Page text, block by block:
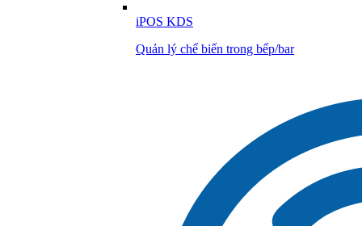
iPOS KDS
Quản lý chế biến trong bếp/bar